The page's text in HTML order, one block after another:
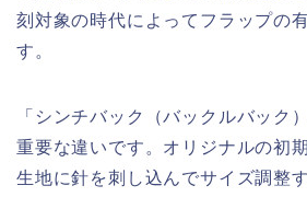
刻対象の時代によってフラップの
す。
「シンチバック（バックルバック
重要な違いです。オリジナルの初
生地に針を刺し込んでサイズ調整